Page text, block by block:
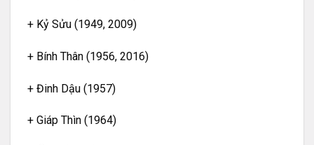
+ Kỷ Sửu (1949, 2009)
+ Bính Thân (1956, 2016)
+ Đinh Dậu (1957)
+ Giáp Thìn (1964)